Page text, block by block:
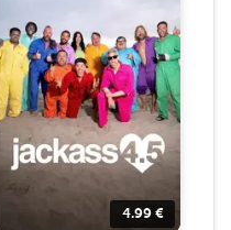
4.99 €